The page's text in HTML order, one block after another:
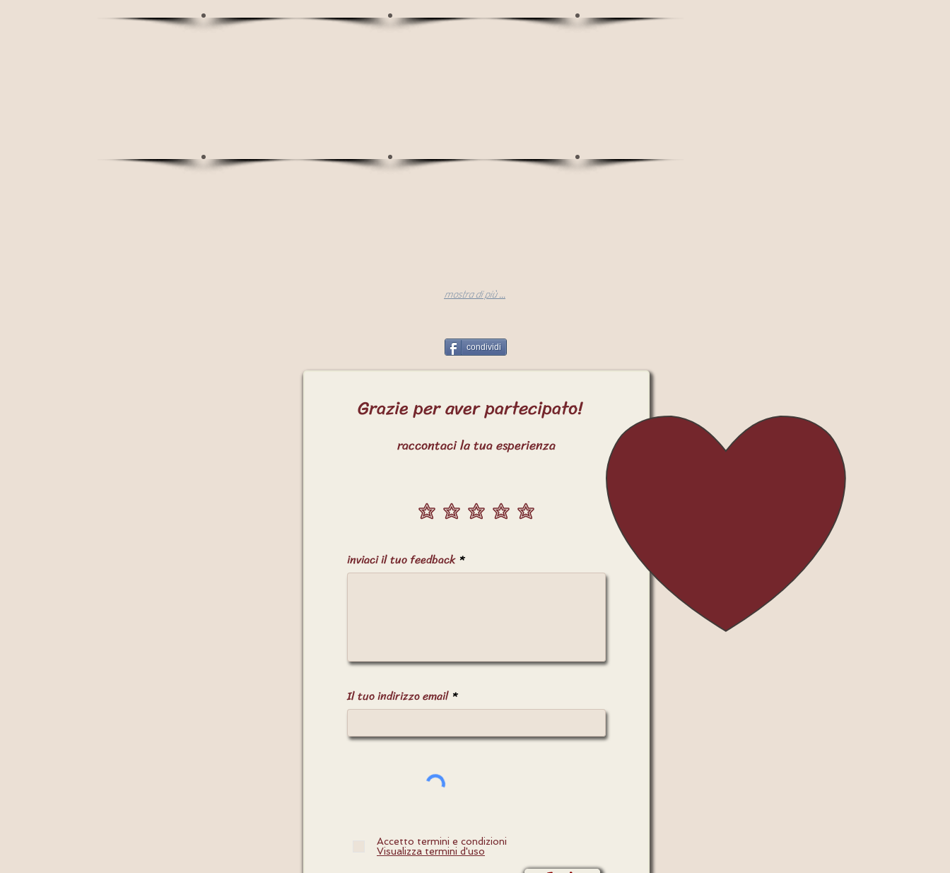
mostra di più ...
condividi
Grazie per aver partecipato!
raccontaci la tua esperienza
inviaci il tuo feedback
Il tuo indirizzo email
Accetto termini e condizioni
Visualizza termini d'uso